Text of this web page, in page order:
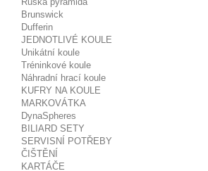
Brunswick
Dufferin
JEDNOTLIVÉ KOULE
Unikátní koule
Tréninkové koule
Náhradní hrací koule
KUFRY NA KOULE
MARKOVÁTKA
DynaSpheres
BILIARD SETY
SERVISNÍ POTŘEBY
ČIŠTĚNÍ
KARTÁČE